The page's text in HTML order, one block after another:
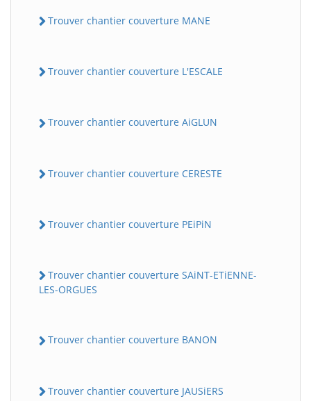
Trouver chantier couverture MANE
Trouver chantier couverture L'ESCALE
Trouver chantier couverture AiGLUN
Trouver chantier couverture CERESTE
Trouver chantier couverture PEiPiN
Trouver chantier couverture SAiNT-ETiENNE-
LES-ORGUES
Trouver chantier couverture BANON
Trouver chantier couverture JAUSiERS